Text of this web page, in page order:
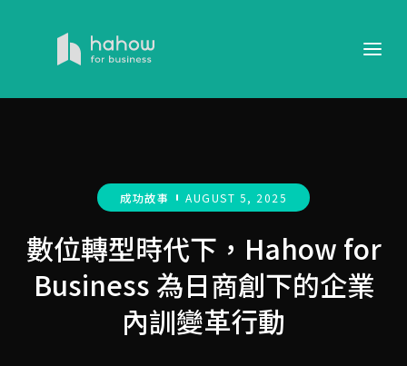
成功故事 AUGUST 5, 2025
數位轉型時代下，Hahow for
Business 為日商創下的企業
內訓變革行動